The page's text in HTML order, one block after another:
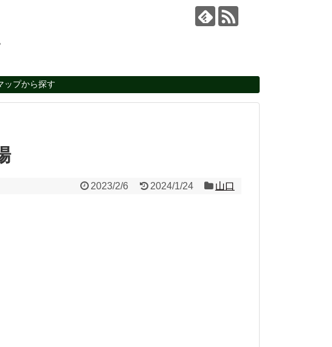
ップから探す
2023/2/6 2024/1/24 山口